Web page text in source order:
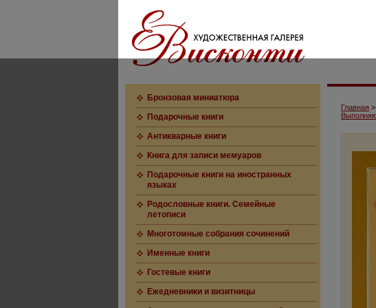
Бронзовая миниатюра
Подарочные книги
Антикварные книги
Книга для записи мемуаров
Подарочные книги на иностранных
языках
Родословные книги. Семейные
летописи
Многотомные собрания сочинений
Именные книги
Гостевые книги
Ежедневники и визитницы
Главная >